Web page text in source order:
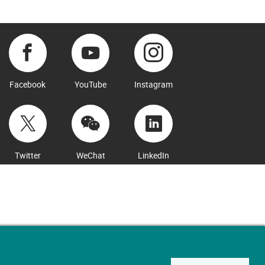
Facebook YouTube Instagram
Twitter WeChat LinkedIn